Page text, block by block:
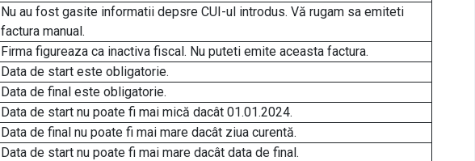
Nu au fost gasite informatii depsre CUI-ul introdus. Vă rugam sa emiteti
factura manual.
Firma figureaza ca inactiva fiscal. Nu puteti emite aceasta factura.
Data de start este obligatorie.
Data de final este obligatorie.
Data de start nu poate fi mai mică dacât 01.01.2024.
Data de final nu poate fi mai mare dacât ziua curentă.
Data de start nu poate fi mai mare dacât data de final.